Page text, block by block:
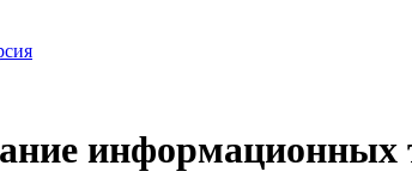
информационных